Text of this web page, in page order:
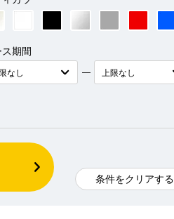
ス期間
―
条件をクリアする